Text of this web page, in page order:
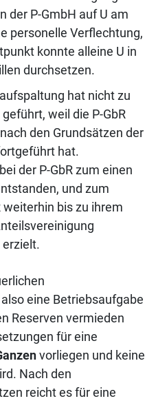
der P-GmbH auf U am
personelle Verflechtung,
konnte alleine U in
durchsetzen.
hat nicht zu
weil die P-GbR
den Grundsätzen der
hat.
der P-GbR zum einen
und zum
weiterhin bis zu ihrem
eine Betriebsaufgabe
Reserven vermieden
für eine
vorliegen und keine
Nach den
reicht es für eine